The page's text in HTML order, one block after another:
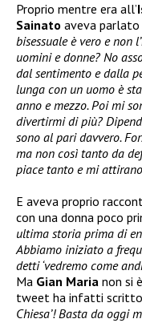
Proprio mentre era all’
Sainato aveva parlato
bisessuale è vero e non
uomini e donne? No
dal sentimento e dalla
lunga con un uomo è
anno e mezzo. Poi mi
divertirmi di più?
sono al pari davvero.
ma non così tanto da
piace tanto e mi
E aveva proprio
con una donna poco
ultima storia prima di
Abbiamo iniziato a
detti ‘vedremo come
Ma Gian Maria non si
tweet ha infatti
Chiesa’! Basta da oggi